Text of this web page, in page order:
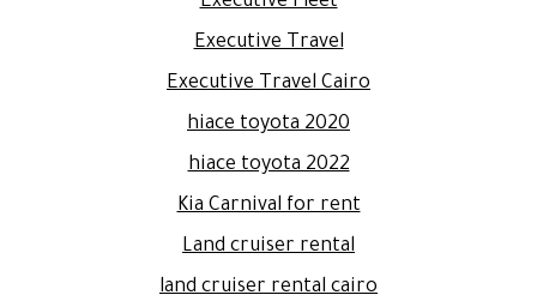
Executive Travel
Executive Travel Cairo
hiace toyota 2020
hiace toyota 2022
Kia Carnival for rent
Land cruiser rental
land cruiser rental cairo